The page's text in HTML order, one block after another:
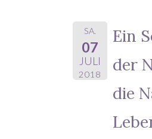
SA.
07
JULI
2018
Ein
der
die